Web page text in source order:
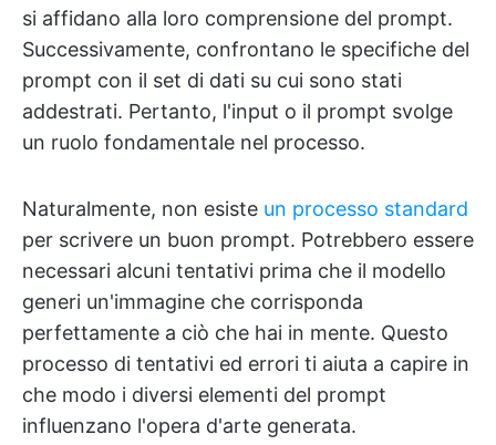
si affidano alla loro comprensione del prompt.
Successivamente, confrontano le specifiche del
prompt con il set di dati su cui sono stati
addestrati. Pertanto, l'input o il prompt svolge
un ruolo fondamentale nel processo.
Naturalmente, non esiste un processo standard
per scrivere un buon prompt. Potrebbero essere
necessari alcuni tentativi prima che il modello
generi un'immagine che corrisponda
perfettamente a ciò che hai in mente. Questo
processo di tentativi ed errori ti aiuta a capire in
che modo i diversi elementi del prompt
influenzano l'opera d'arte generata.